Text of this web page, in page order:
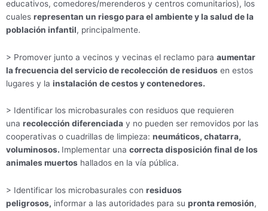
educativos, comedores/merenderos y centros comunitarios), los
cuales representan un riesgo para el ambiente y la salud de la
población infantil, principalmente.
> Promover junto a vecinos y vecinas el reclamo para aumentar
la frecuencia del servicio de recolección de residuos en estos
lugares y la instalación de cestos y contenedores.
> Identificar los microbasurales con residuos que requieren
una recolección diferenciada y no pueden ser removidos por las
cooperativas o cuadrillas de limpieza: neumáticos, chatarra,
voluminosos. Implementar una correcta disposición final de los
animales muertos hallados en la vía pública.
> Identificar los microbasurales con residuos
peligrosos, informar a las autoridades para su pronta remosión,